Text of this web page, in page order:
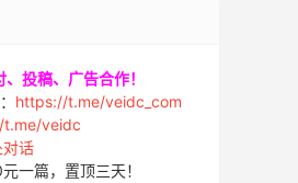
投稿、广告合作！
： https://t.me/veidc_com
veidc
对话
一篇，置顶三天！